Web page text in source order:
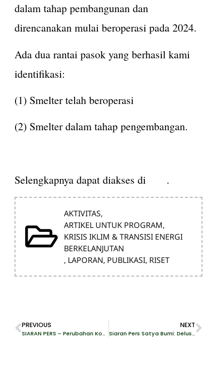
dalam tahap pembangunan dan
direncanakan mulai beroperasi pada 2024.
Ada dua rantai pasok yang berhasil kami
identifikasi:
(1) Smelter telah beroperasi
(2) Smelter dalam tahap pengembangan.
Selengkapnya dapat diakses di .
AKTIVITAS,
ARTIKEL UNTUK PROGRAM,
KRISIS IKLIM & TRANSISI ENERGI
BERKELANJUTAN
, LAPORAN, PUBLIKASI, RISET
PREVIOUS
SIARAN PERS – Perubahan Konsep RUU KSDAHE: Menyesatkan Navigasi Konservasi Sumber Daya Alam Hayati dan Ekosistem Di Indonesia
NEXT
Siaran Pers Satya Bumi: Delusi Keberhasilan Transisi Energi dalam Pidato Kenegaraan Jokowi